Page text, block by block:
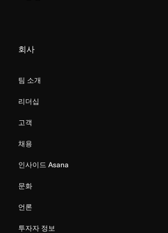
회사
팀 소개
리더십
고객
채용
인사이드 Asana
문화
언론
투자자 정보